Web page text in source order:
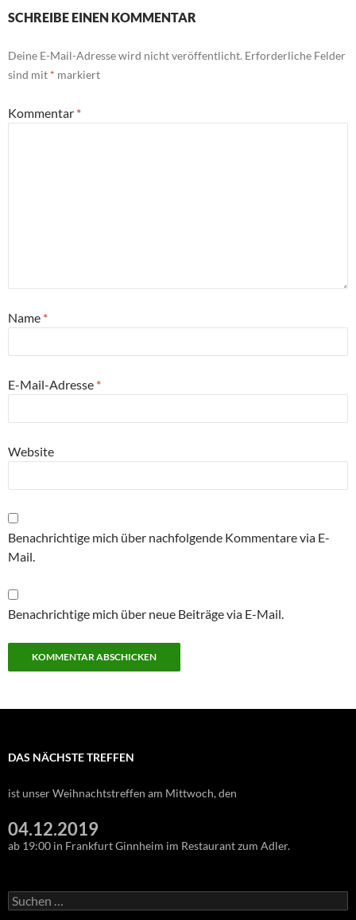
SCHREIBE EINEN KOMMENTAR
Deine E-Mail-Adresse wird nicht veröffentlicht. Erforderliche Felder
sind mit * markiert
Kommentar *
Name *
E-Mail-Adresse *
Website
Benachrichtige mich über nachfolgende Kommentare via E-
Mail.
Benachrichtige mich über neue Beiträge via E-Mail.
DAS NÄCHSTE TREFFEN
ist unser Weihnachtstreffen am Mittwoch, den
04.12.2019
ab 19:00 in Frankfurt Ginnheim im Restaurant zum Adler.
Suchen
nach: